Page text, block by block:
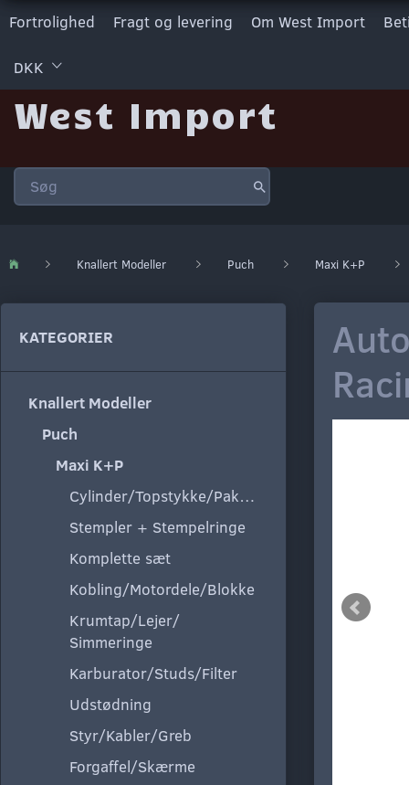
Fortrolighed Fragt og levering Om West Import
DKK
West Import
Knallert Modeller Puch Maxi K+P
KATEGORIER
Knallert Modeller
Puch
Maxi K+P
Cylinder/Topstykke/Pakning
Stempler + Stempelringe
Komplette sæt
Kobling/Motordele/Blokke
Krumtap/Lejer/
Simmeringe
Karburator/Studs/Filter
Udstødning
Styr/Kabler/Greb
Forgaffel/Skærme